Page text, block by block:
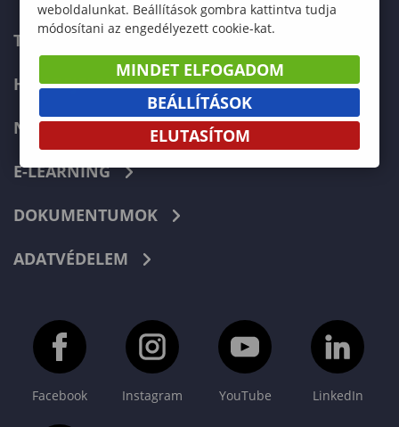
TELEFONKÖNYV
HIBABEJELENTÉS
NEPTUN
E-LEARNING
DOKUMENTUMOK
ADATVÉDELEM
Facebook Instagram YouTube LinkedIn
weboldalunkat. Beállítások gombra kattintva tudja
módosítani az engedélyezett cookie-kat.
MINDET ELFOGADOM
BEÁLLÍTÁSOK
ELUTASÍTOM